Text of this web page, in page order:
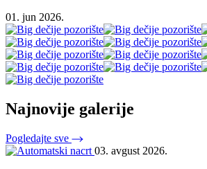
01. jun 2026.
Najnovije galerije
Pogledajte sve
03. avgust 2026.